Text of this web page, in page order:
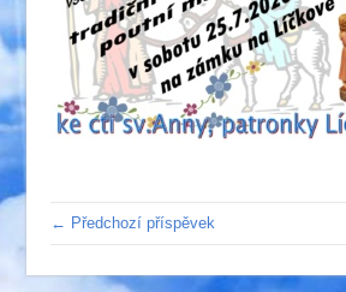
← Předchozí příspěvek